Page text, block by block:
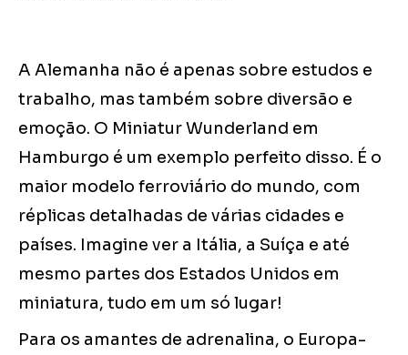
A Alemanha não é apenas sobre estudos e
trabalho, mas também sobre diversão e
emoção. O Miniatur Wunderland em
Hamburgo é um exemplo perfeito disso. É o
maior modelo ferroviário do mundo, com
réplicas detalhadas de várias cidades e
países. Imagine ver a Itália, a Suíça e até
mesmo partes dos Estados Unidos em
miniatura, tudo em um só lugar!
Para os amantes de adrenalina, o Europa-